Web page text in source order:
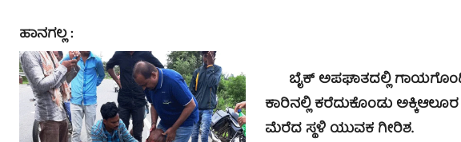
ಹಾನಗಲ್ಲ :
ಬೈಕ್ ಅಪಘಾತದಲ್ಲಿ
ಕಾರಿನಲ್ಲಿ ಕರೆದುಕೊಂಡು
ಮೆರೆದ ಸ್ಥಳಿ ಯುವಕ ಗೀರಿಶ.